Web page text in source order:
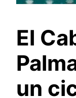
El
un